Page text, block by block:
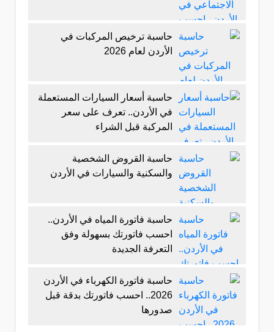
حاسبة ترخيص المركبات في
الأردن لعام 2026
حاسبة أسعار السيارات المستعملة
في الأردن.. تعرف على سعر
المركبة قبل الشراء
حاسبة القروض الشخصية
والسكنية والسيارات في الأردن
حاسبة فاتورة المياه في الأردن..
احسب فاتورتك بسهولة وفق
التعرفة الجديدة
حاسبة فاتورة الكهرباء في الأردن
2026.. احسب فاتورتك بدقة قبل
صدورها